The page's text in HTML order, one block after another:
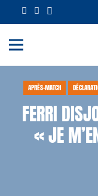
APRÈS-MATCH
FERRI
« JE